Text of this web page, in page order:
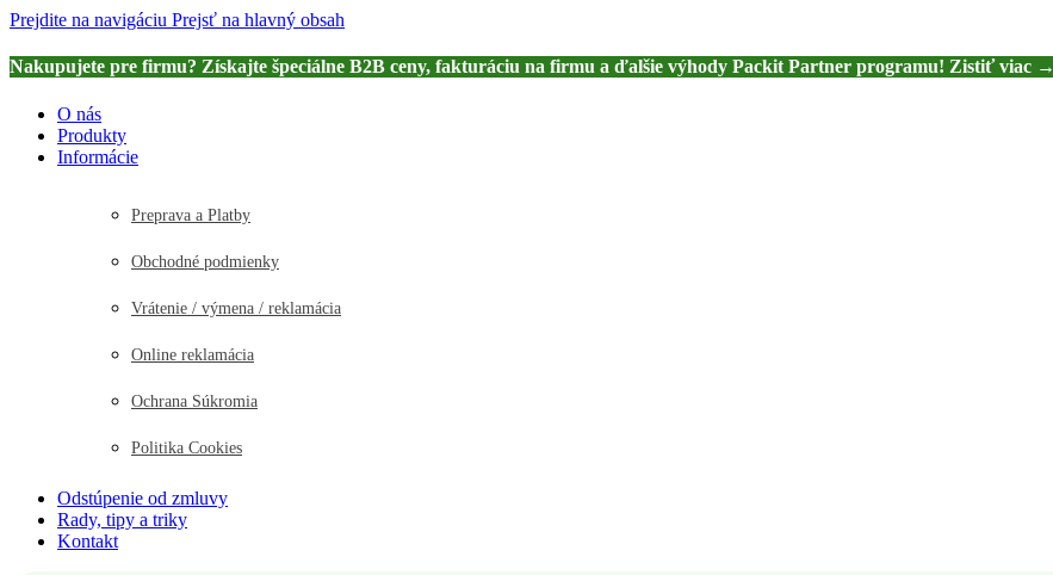
Prejdite na navigáciu Prejsť na hlavný obsah
Nakupujete pre firmu? Získajte špeciálne B2B ceny, fakturáciu na firmu a ďalšie výhody Packit Partner programu! Zistiť viac →
O nás
Produkty
Informácie
Preprava a Platby
Obchodné podmienky
Vrátenie / výmena / reklamácia
Online reklamácia
Ochrana Súkromia
Politika Cookies
Odstúpenie od zmluvy
Rady, tipy a triky
Kontakt